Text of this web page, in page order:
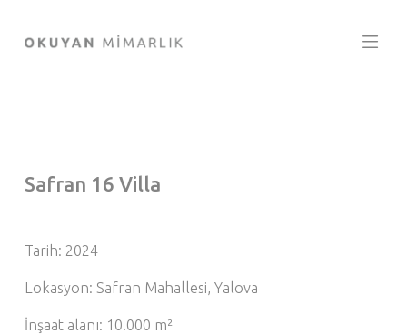
Safran 16 Villa
Tarih: 2024
Lokasyon: Safran Mahallesi, Yalova
İnşaat alanı: 10.000 m²